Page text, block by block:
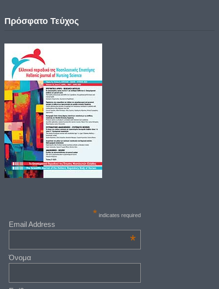
Πρόσφατο Τεύχος
* indicates required
Email Address
*
Όνομα